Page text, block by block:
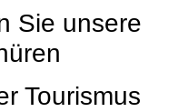
Sie unsere
Tourismus